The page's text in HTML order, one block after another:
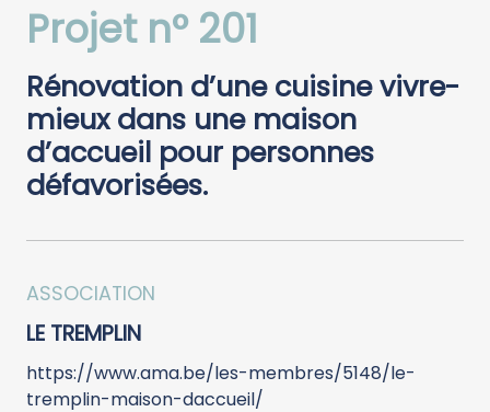
Projet n° 201
Rénovation d’une cuisine vivre-
mieux dans une maison
d’accueil pour personnes
défavorisées.
ASSOCIATION
LE TREMPLIN
https://www.ama.be/les-membres/5148/le-
tremplin-maison-daccueil/